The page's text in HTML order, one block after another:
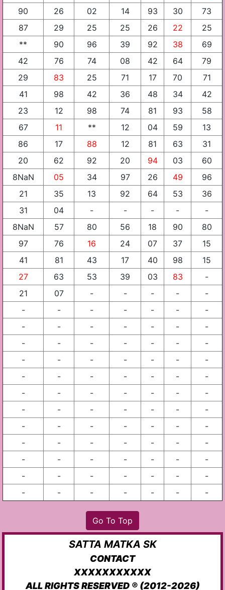
90
26 02 14 93 30
73
87
29 25 25 26 22
25
**
90 96 39 92 38
69
42
76 74 08 42 64
79
29
83 25 71 17 70
71
41
98 42 36 48 34
42
23
12 98 74 81 93
58
67
11 ** 12 04 59
13
86
17 88 12 81 63
31
20
62 92 20 94 03
60
8NaN
05 34 97 26 49
96
21
35 13 92 64 53
36
31
04 - - - -
-
8NaN
57 80 56 18 90
80
97
76 16 24 07 37
15
41
81 43 17 40 98
15
27
63 53 39 03 83
-
21
07 - - - -
-
-
- - - - -
-
-
- - - - -
-
-
- - - - -
-
-
- - - - -
-
-
- - - - -
-
-
- - - - -
-
-
- - - - -
-
-
- - - - -
-
-
- - - - -
-
-
- - - - -
-
-
- - - - -
-
-
- - - - - -
Go To Top
SATTA MATKA SK
CONTACT
XXXXXXXXXXX
ALL RIGHTS RESERVED ® (2012-2026)